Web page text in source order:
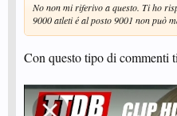
No non mi riferivo a questo. Ti ho
9000 atleti é al posto 9001 non può
Con questo tipo di commenti